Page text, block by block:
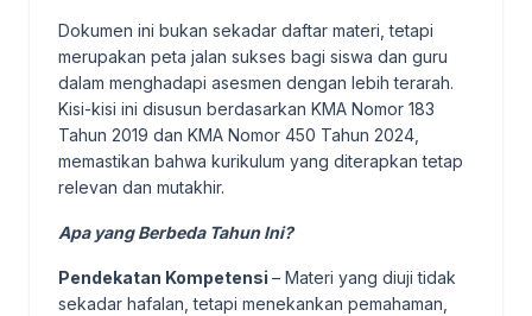
Dokumen ini bukan sekadar daftar materi, tetapi
merupakan peta jalan sukses bagi siswa dan guru
dalam menghadapi asesmen dengan lebih terarah.
Kisi-kisi ini disusun berdasarkan KMA Nomor 183
Tahun 2019 dan KMA Nomor 450 Tahun 2024,
memastikan bahwa kurikulum yang diterapkan tetap
relevan dan mutakhir.
Apa yang Berbeda Tahun Ini?
Pendekatan Kompetensi – Materi yang diuji tidak
sekadar hafalan, tetapi menekankan pemahaman,